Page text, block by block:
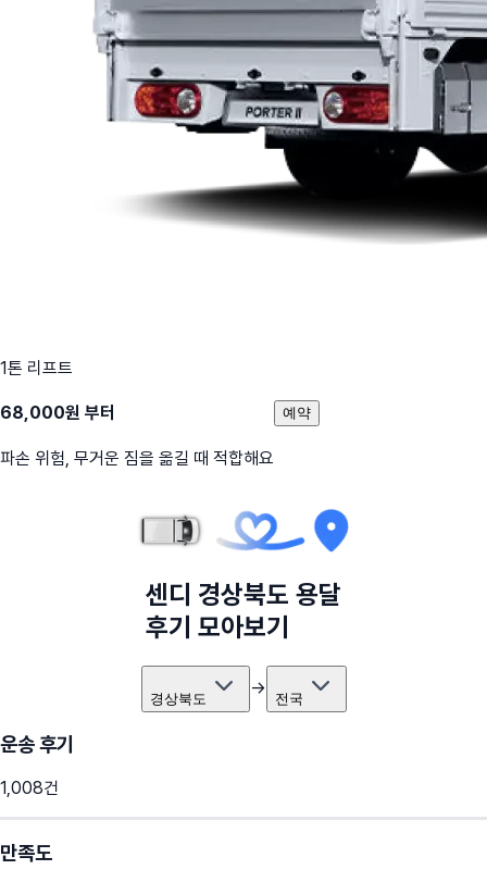
1톤 리프트
68,000원 부터
파손 위험, 무거운 짐을 옮길 때 적합해요
예약
센디 경상북도 용달
후기 모아보기
경상북도 → 전국
운송 후기
1,008건
만족도